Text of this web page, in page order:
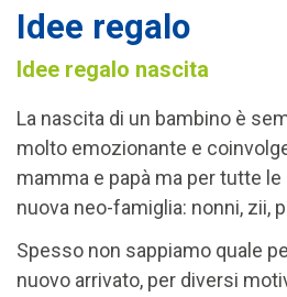
Idee regalo
Idee regalo nascita
La nascita di un bambino è
molto emozionante e
mamma e papà ma per tutte
nuova neo-famiglia: nonni, zii,
Spesso non sappiamo quale
nuovo arrivato, per diversi